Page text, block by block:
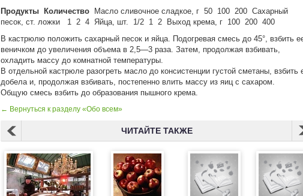
Продукты
Количество Масло сливочное сладкое, г 50 100 200 Сахарный
песок, ст. ложки 1 2 4 Яйца, шт. 1/2 1 2 Выход крема, г 100 200 400
В кастрюлю положить сахарный песок и яйца. Подогревая смесь до 45°, взбить
веничком до увеличения объема в 2,5—3 раза. Затем, продолжая взбивать,
охладить массу до комнатной температуры.
В отдельной кастрюле разогреть масло до консистенции густой сметаны, взбить
добела и, продолжая взбивать, постепенно влить массу из яиц с сахаром.
Общую смесь взбить до образования пышного крема.
← Вернуться к разделу «Обо всем»
ЧИТАЙТЕ ТАКЖЕ